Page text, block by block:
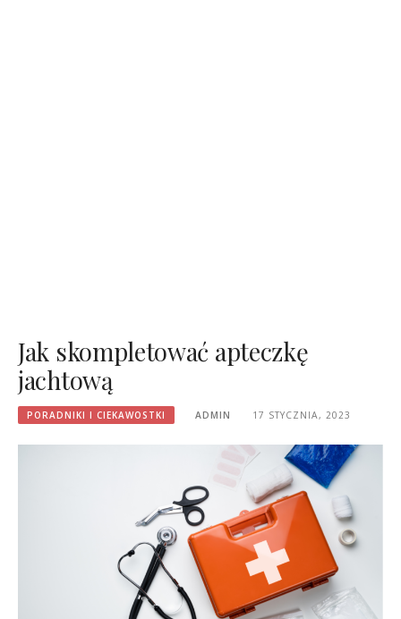
Jak skompletować apteczkę
jachtową
PORADNIKI I CIEKAWOSTKI ADMIN 17 STYCZNIA, 2023